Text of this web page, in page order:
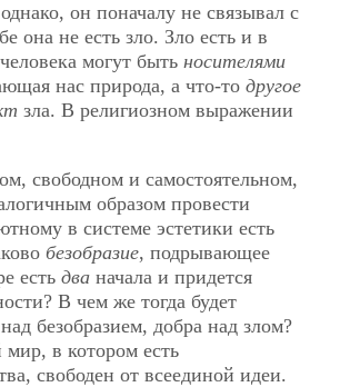
он поначалу не связывал с
она не есть зло. Зло есть и в
могут быть носителями
нас природа, а что-то другое
зла. В религиозном выражении
свободном и самостоятельном,
образом провести
в системе эстетики есть
безобразие, подрывающее
есть два начала и придется
В чем же тогда будет
безобразием, добра над злом?
в котором есть
свободен от всеединой идеи.